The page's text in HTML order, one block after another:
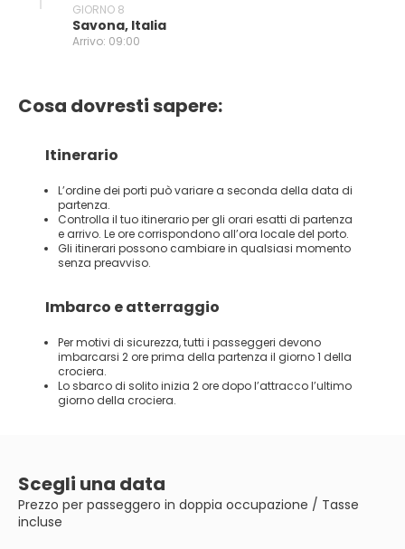
GIORNO 8
Savona, Italia
Arrivo: 09:00
Cosa dovresti sapere:
Itinerario
L’ordine dei porti può variare a seconda della data di
partenza.
Controlla il tuo itinerario per gli orari esatti di partenza
e arrivo. Le ore corrispondono all’ora locale del porto.
Gli itinerari possono cambiare in qualsiasi momento
senza preavviso.
Imbarco e atterraggio
Per motivi di sicurezza, tutti i passeggeri devono
imbarcarsi 2 ore prima della partenza il giorno 1 della
crociera.
Lo sbarco di solito inizia 2 ore dopo l’attracco l’ultimo
giorno della crociera.
Scegli una data
Prezzo per passeggero in doppia occupazione / Tasse
incluse